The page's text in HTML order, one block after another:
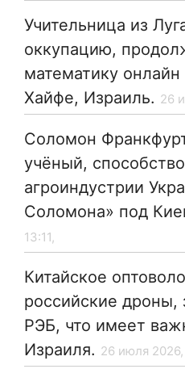
Учительница из
оккупацию,
математику
Хайфе, Израиль. 26
Соломон
учёный,
агроиндустрии
Соломона» под
13:11,
Китайское
российские дроны,
РЭБ, что имеет
Израиля. 26 июля 2026,